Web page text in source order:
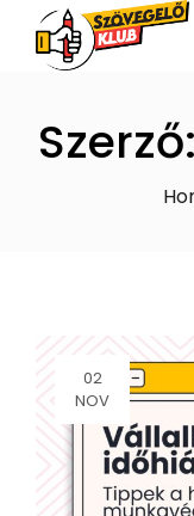
Szerző:
02
NOV